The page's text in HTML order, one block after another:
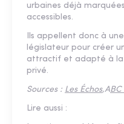
urbaines déjà
accessibles.
Ils appellent donc à
législateur pour créer
attractif et adapté à
privé.
Sources : Les Échos,ABC
Lire aussi :